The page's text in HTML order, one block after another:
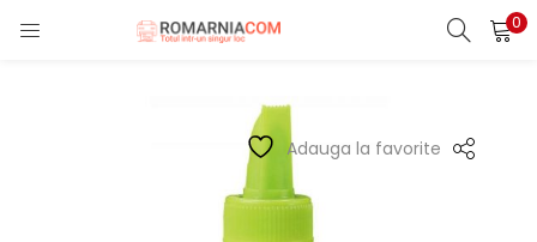
0
LOGIN REGISTER
Enter your username and password to login.
Adauga la favorite